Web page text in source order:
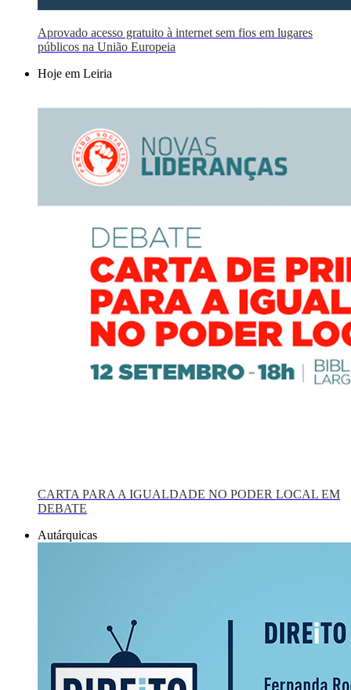
Aprovado acesso gratuito à internet sem fios em lugares
públicos na União Europeia
Hoje em Leiria
CARTA PARA A IGUALDADE NO PODER LOCAL EM
DEBATE
Autárquicas